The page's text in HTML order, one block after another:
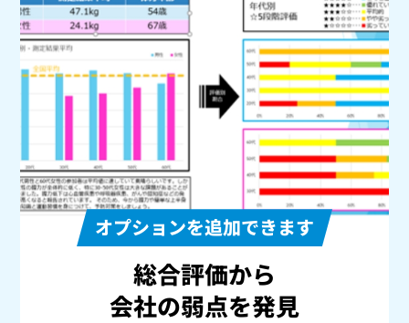
オプションを追加できます
総合評価から
会社の弱点を発見